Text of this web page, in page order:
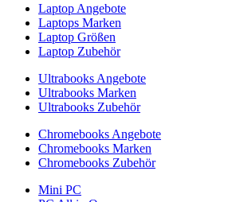
Laptop Angebote
Laptops Marken
Laptop Größen
Laptop Zubehör
Ultrabooks Angebote
Ultrabooks Marken
Ultrabooks Zubehör
Chromebooks Angebote
Chromebooks Marken
Chromebooks Zubehör
Mini PC